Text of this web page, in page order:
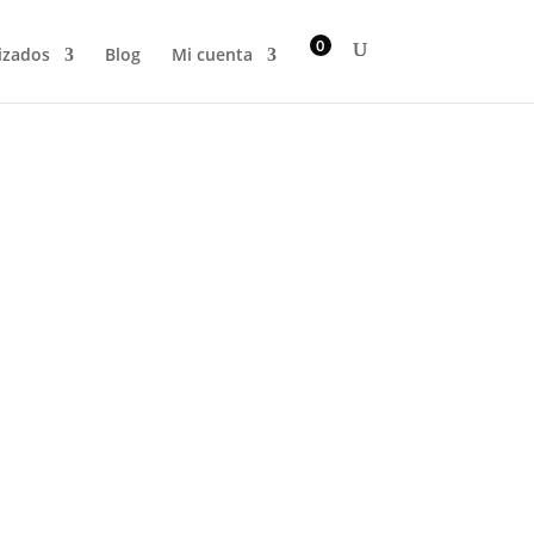
Blog Mi cuenta 0